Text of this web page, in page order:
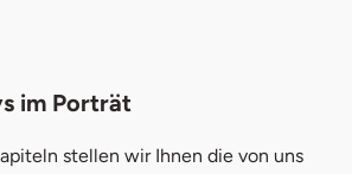
im Porträt
stellen wir Ihnen die von uns